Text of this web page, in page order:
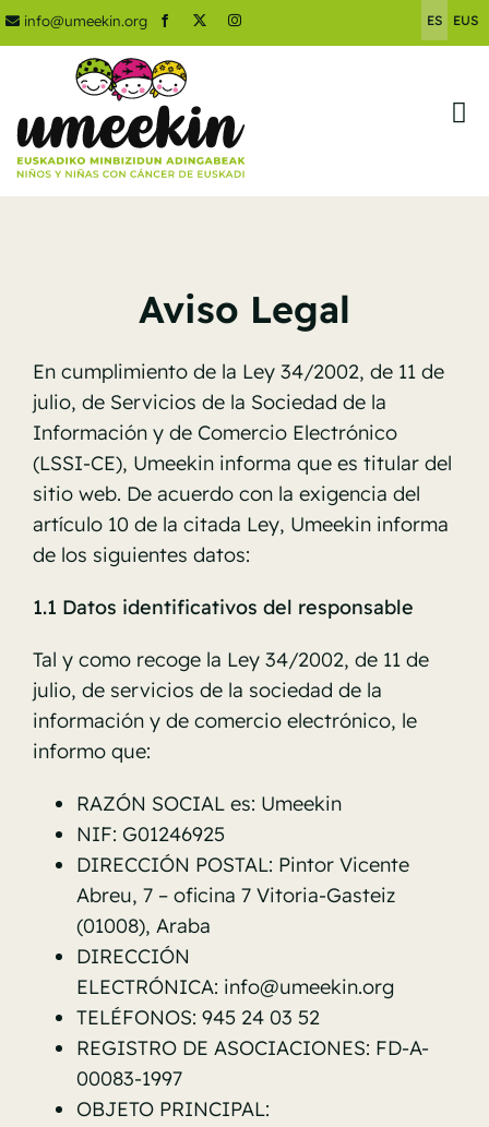
Saltar
al
contenido
info@umeekin.org ES EUS
Inicio
Cáncer Infantil
Actualidad
Ayúdanos
Contacto
Aviso Legal
En cumplimiento de la Ley 34/2002, de 11 de
julio, de Servicios de la Sociedad de la
Información y de Comercio Electrónico
(LSSI-CE), Umeekin informa que es titular del
sitio web. De acuerdo con la exigencia del
artículo 10 de la citada Ley, Umeekin informa
de los siguientes datos:
1.1 Datos identificativos del responsable
Tal y como recoge la Ley 34/2002, de 11 de
julio, de servicios de la sociedad de la
información y de comercio electrónico, le
informo que:
RAZÓN SOCIAL es: Umeekin
NIF: G01246925
DIRECCIÓN POSTAL: Pintor Vicente
Abreu, 7 – oficina 7 Vitoria-Gasteiz
(01008), Araba
DIRECCIÓN
ELECTRÓNICA: info@umeekin.org
TELÉFONOS: 945 24 03 52
REGISTRO DE ASOCIACIONES: FD-A-
00083-1997
OBJETO PRINCIPAL: